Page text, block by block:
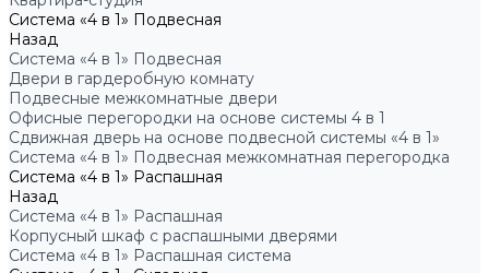
Система «4 в 1» Подвесная
Назад
Система «4 в 1» Подвесная
Двери в гардеробную комнату
Подвесные межкомнатные двери
Офисные перегородки на основе системы 4 в 1
Сдвижная дверь на основе подвесной системы «4 в 1»
Система «4 в 1» Подвесная межкомнатная перегородка
Система «4 в 1» Распашная
Назад
Система «4 в 1» Распашная
Корпусный шкаф с распашными дверями
Система «4 в 1» Распашная система